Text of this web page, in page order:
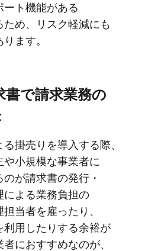
ト機能が​ある​
め、​リスク軽減にも​
ます。
書で​請求業務の​
掛売りを​導入する​際、​
小規模な​事業者に​
が​請求書の​発行・
に​よる​業務負担の​
当者を​雇ったり、​
利用したりする​余裕が​
に​おすすめなのが、​